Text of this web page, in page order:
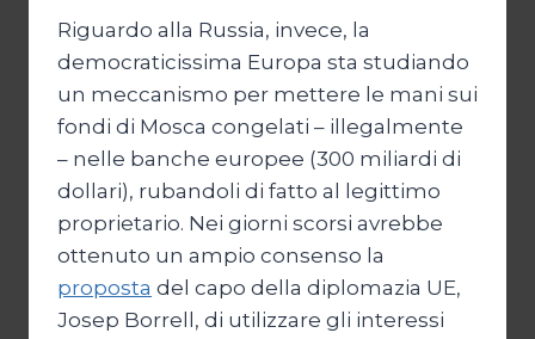
Riguardo alla Russia, invece, la
democraticissima Europa sta studiando
un meccanismo per mettere le mani sui
fondi di Mosca congelati – illegalmente
– nelle banche europee (300 miliardi di
dollari), rubandoli di fatto al legittimo
proprietario. Nei giorni scorsi avrebbe
ottenuto un ampio consenso la
proposta del capo della diplomazia UE,
Josep Borrell, di utilizzare gli interessi